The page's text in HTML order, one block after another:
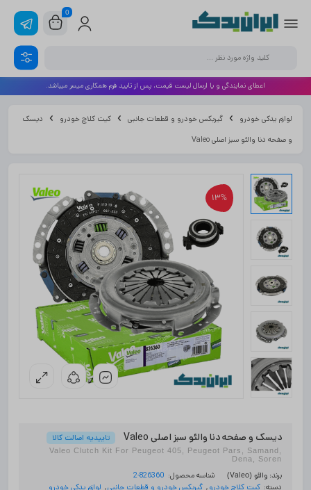
0
اعطای نمایندگی و یا ارسال لیست قیمت، پس از تایید فرم همکاری میسر میباشد.
لوازم یدکی خودرو گیربکس خودرو و قطعات جانبی کیت کلاچ خودرو
دیسک
و صفحه دنا والئو سبز اصلی Valeo
13%
دیسک و صفحه دنا والئو سبز اصلی Valeo تاییدیه اصالت کالا
Valeo Clutch Kit For Peugeot 405, Peugeot Pars, Samand,
Dena, Soren
برند: والئو (Valeo) شناسه محصول: 826360-2
دسته: کیت کلاچ خودرو, گیربکس خودرو و قطعات جانبی, لوازم یدکی خودرو